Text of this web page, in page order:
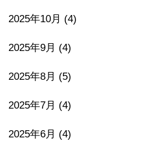
2025年10月 (4)
2025年9月 (4)
2025年8月 (5)
2025年7月 (4)
2025年6月 (4)